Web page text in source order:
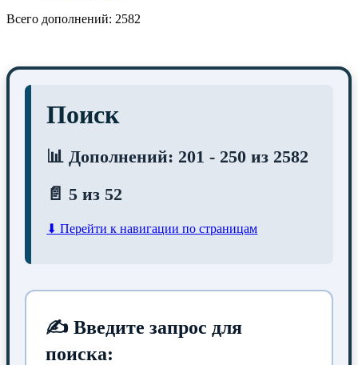
Всего дополнений: 2582
Поиск
📊 Дополнений: 201 - 250 из 2582
📄 5 из 52
⬇ Перейти к навигации по страницам
✍ Введите запрос для
поиска: